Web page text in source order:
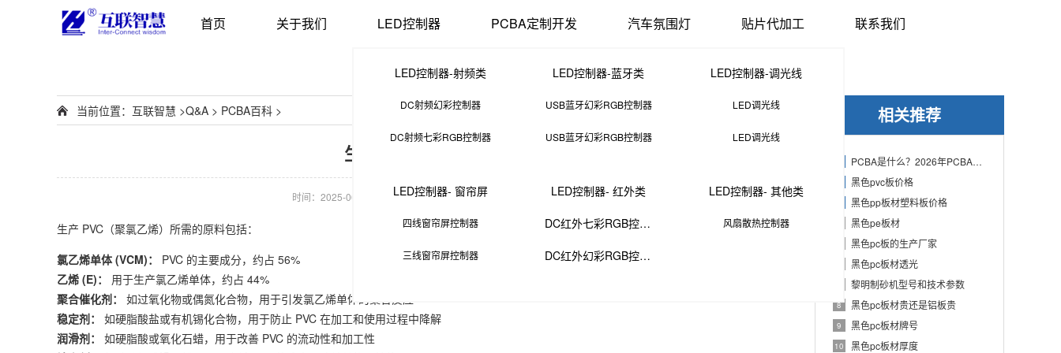
首页 关于我们 LED控制器
LED控制器-射频类
DC射频幻彩控制器
DC射频七彩RGB控制器
LED控制器-蓝牙类
USB蓝牙幻彩RGB控制器
USB蓝牙幻彩RGB控制器
LED控制器-调光线
LED调光线
LED调光线
LED控制器- 窗帘屏
四线窗帘屏控制器
三线窗帘屏控制器
LED控制器- 红外类
DC红外七彩RGB控制器
DC红外幻彩RGB控制器
LED控制器- 其他类
风扇散热控制器
PCBA定制开发 汽车氛围灯 贴片代加工 联系我们
相关推荐
PCBA是什么？2026年PCBA制造与代工指南：专业方案、流程与应用
黑色pvc板价格
黑色pp板材塑料板价格
黑色pe板材
黑色pc板的生产厂家
黑色pc板材透光
黎明制砂机型号和技术参数
8 黑色pc板材贵还是铝板贵
9 黑色pc板材牌号
10 黑色pc板材厚度
当前位置： 互联智慧 >Q&A > PCBA百科 >
生产pvc需要什么原料
时间：2025-06-26 11:44:00 来源：PCBA 次
生产 PVC（聚氯乙烯）所需的原料包括：
氯乙烯单体 (VCM)：
PVC 的主要成分，约占 56%
乙烯 (E)：
用于生产氯乙烯单体，约占 44%
聚合催化剂：
如过氧化物或偶氮化合物，用于引发氯乙烯单体的聚合反应
稳定剂：
如硬脂酸盐或有机锡化合物，用于防止 PVC 在加工和使用过程中降解
润滑剂：
如硬脂酸或氧化石蜡，用于改善 PVC 的流动性和加工性